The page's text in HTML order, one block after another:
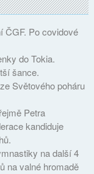
ČGF. Po covidové
do Tokia.
šance.
Světového poháru
Petra
kandiduje
na další 4
na valné hromadě